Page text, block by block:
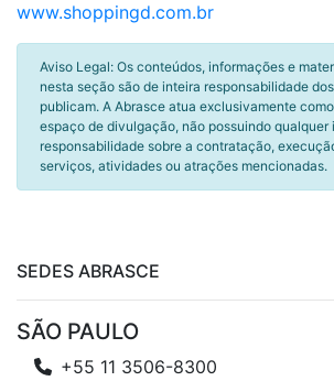
www.shoppingd.com.br
Aviso Legal: Os conteúdos, informações e
nesta seção são de inteira responsabilidade
publicam. A Abrasce atua exclusivamente
espaço de divulgação, não possuindo qualquer
responsabilidade sobre a contratação,
serviços, atividades ou atrações mencionadas.
SEDES ABRASCE
SÃO PAULO
+55 11 3506-8300